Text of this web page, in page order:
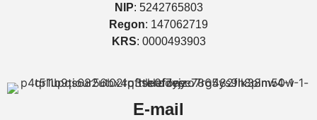
NIP: 5242765803
Regon: 147062719
KRS: 0000493903
E-mail